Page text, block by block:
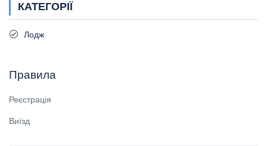
КАТЕГОРІЇ
Лодж
Правила
Реєстрація
Виїзд